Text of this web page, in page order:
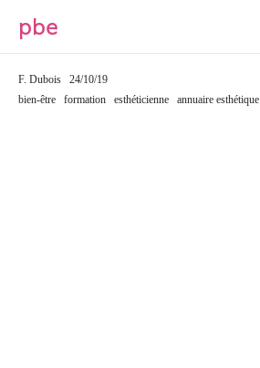
pbe
F. Dubois
24/10/19
bien-être
formation esthéticienne annuaire esthétique